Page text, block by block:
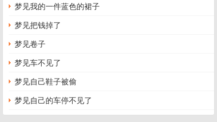
梦见我的一件蓝色的裙子
梦见把钱掉了
梦见卷子
梦见车不见了
梦见自己鞋子被偷
梦见自己的车停不见了